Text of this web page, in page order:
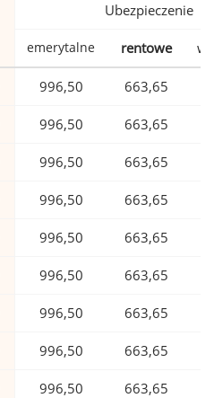
Ubezpieczenie
emerytalne rentowe
996,50 663,65
996,50 663,65
996,50 663,65
996,50 663,65
996,50 663,65
996,50 663,65
996,50 663,65
996,50 663,65
996,50 663,65